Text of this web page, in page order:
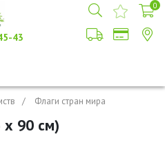
43
0
Флаги стран мира
х 90 см)